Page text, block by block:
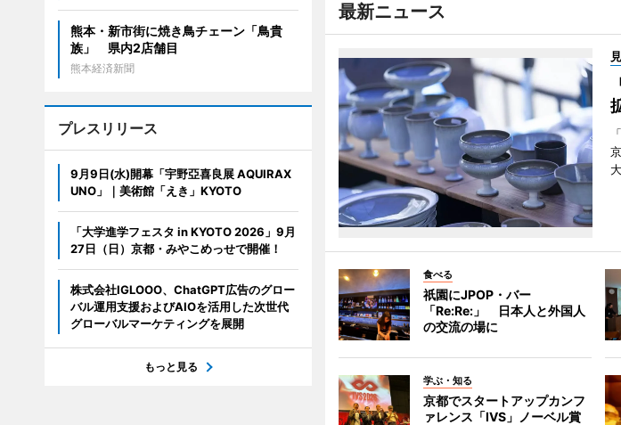
最新ニュース
食べる
祇園にJPOP・バー
「Re:Re:」 日本人と外国人
の交流の場に
学ぶ・知る
京都でスタートアップカンフ
ァレンス「IVS」ノーベル賞
熊本・新市街に焼き鳥チェーン「鳥貴
族」 県内2店舗目
熊本経済新聞
プレスリリース
9月9日(水)開幕「宇野亞喜良展 AQUIRAX
UNO」｜美術館「えき」KYOTO
「大学進学フェスタ in KYOTO 2026」9月
27日（日）京都・みやこめっせで開催！
株式会社IGLOOO、ChatGPT広告のグロー
バル運用支援およびAIOを活用した次世代
グローバルマーケティングを展開
もっと見る